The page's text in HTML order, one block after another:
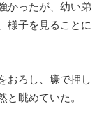
かったが、幼い弟
様子を見ることに
おろし、壕で押し
と眺めていた。